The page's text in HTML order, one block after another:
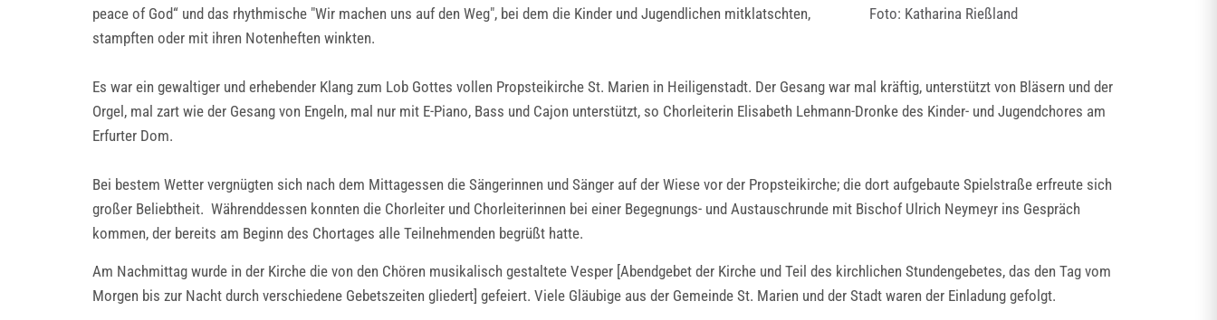
Foto: Katharina Rießland
peace of God“ und das rhythmische "Wir machen uns auf den Weg", bei dem die Kinder und Jugendlichen mitklatschten,
stampften oder mit ihren Notenheften winkten.
Es war ein gewaltiger und erhebender Klang zum Lob Gottes vollen Propsteikirche St. Marien in Heiligenstadt. Der Gesang war mal kräftig, unterstützt von Bläsern und der
Orgel, mal zart wie der Gesang von Engeln, mal nur mit E-Piano, Bass und Cajon unterstützt, so Chorleiterin Elisabeth Lehmann-Dronke des Kinder- und Jugendchores am
Erfurter Dom.
Bei bestem Wetter vergnügten sich nach dem Mittagessen die Sängerinnen und Sänger auf der Wiese vor der Propsteikirche; die dort aufgebaute Spielstraße erfreute sich
großer Beliebtheit. Währenddessen konnten die Chorleiter und Chorleiterinnen bei einer Begegnungs- und Austauschrunde mit Bischof Ulrich Neymeyr ins Gespräch
kommen, der bereits am Beginn des Chortages alle Teilnehmenden begrüßt hatte.
Am Nachmittag wurde in der Kirche die von den Chören musikalisch gestaltete Vesper [Abendgebet der Kirche und Teil des kirchlichen Stundengebetes, das den Tag vom
Morgen bis zur Nacht durch verschiedene Gebetszeiten gliedert] gefeiert. Viele Gläubige aus der Gemeinde St. Marien und der Stadt waren der Einladung gefolgt.